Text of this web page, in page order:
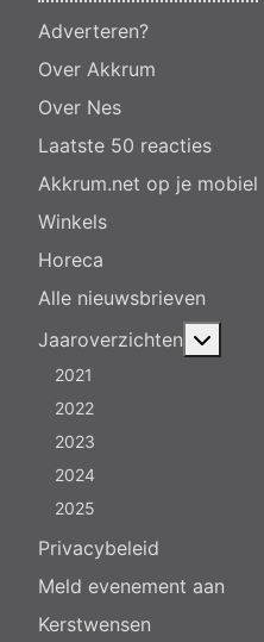
Adverteren?
Over Akkrum
Over Nes
Laatste 50 reacties
Akkrum.net op je mobiel
Winkels
Horeca
Alle nieuwsbrieven
Jaaroverzichten
2021
2022
2023
2024
2025
Privacybeleid
Meld evenement aan
Kerstwensen